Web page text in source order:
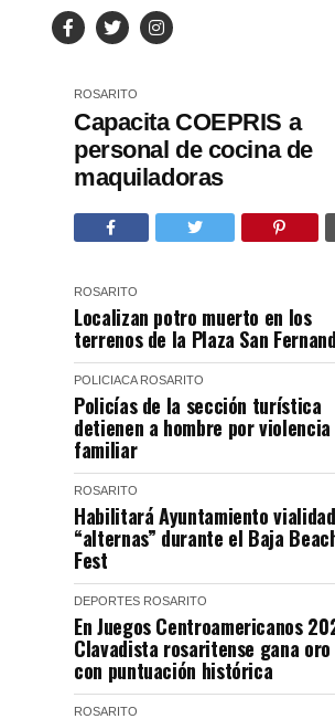
ROSARITO
Capacita COEPRIS a
personal de cocina de
maquiladoras
ROSARITO
Localizan potro muerto en los
terrenos de la Plaza San
POLICIACA ROSARITO
Policías de la sección turística
detienen a hombre por violencia
familiar
ROSARITO
Habilitará Ayuntamiento
“alternas” durante el Baja
Fest
DEPORTES ROSARITO
En Juegos Centroamericanos
Clavadista rosaritense gana oro
con puntuación histórica
ROSARITO